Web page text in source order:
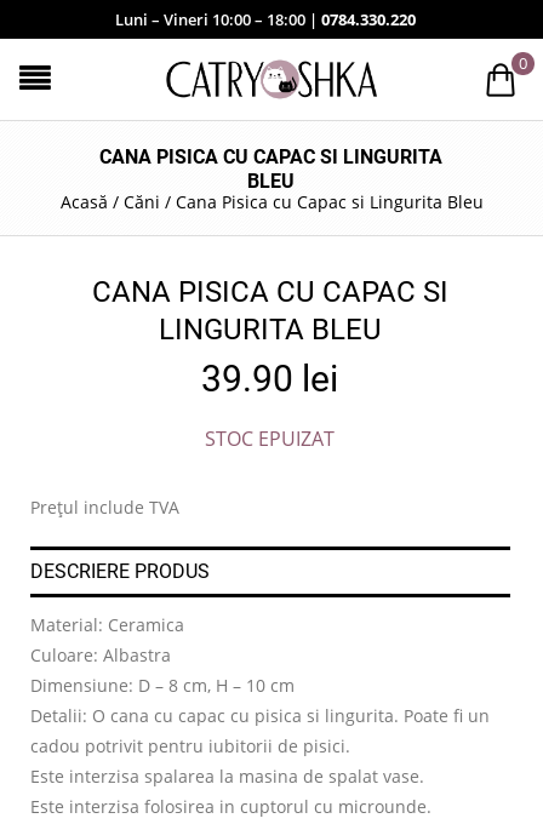
Luni – Vineri 10:00 – 18:00 | 0784.330.220
0
CANA PISICA CU CAPAC SI LINGURITA
BLEU
Acasă / Căni / Cana Pisica cu Capac si Lingurita Bleu
CANA PISICA CU CAPAC SI
LINGURITA BLEU
39.90 lei
STOC EPUIZAT
Prețul include TVA
DESCRIERE PRODUS
Material: Ceramica
Culoare: Albastra
Dimensiune: D – 8 cm, H – 10 cm
Detalii: O cana cu capac cu pisica si lingurita. Poate fi un
cadou potrivit pentru iubitorii de pisici.
Este interzisa spalarea la masina de spalat vase.
Este interzisa folosirea in cuptorul cu microunde.